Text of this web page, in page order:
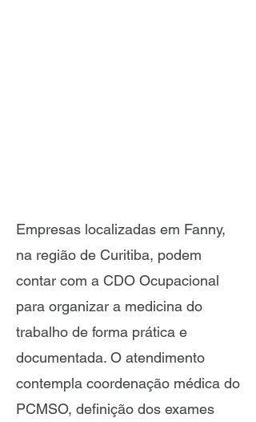
Empresas localizadas em Fanny,
na região de Curitiba, podem
contar com a CDO Ocupacional
para organizar a medicina do
trabalho de forma prática e
documentada. O atendimento
contempla coordenação médica do
PCMSO, definição dos exames